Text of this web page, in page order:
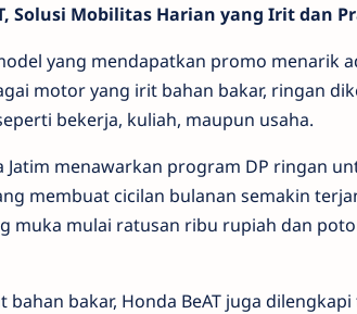
Solusi Mobilitas Harian yang Irit dan
yang mendapatkan promo menarik
motor yang irit bahan bakar, ringan
bekerja, kuliah, maupun usaha.
Jatim menawarkan program DP ringan
membuat cicilan bulanan semakin
muka mulai ratusan ribu rupiah dan
bahan bakar, Honda BeAT juga